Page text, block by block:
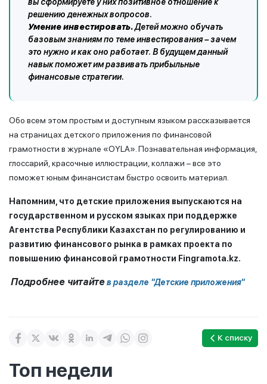
решению денежных вопросов.
Умение инвестировать.Детей можно обучать
базовым знаниям по теме инвестирования – зачем
это нужно и как оно работает. В будущем данный
навык поможет им развивать прибыльные
финансовые стратегии.
Обо всем этом простым и доступным языком рассказывается
на страницах детского приложения по финансовой
грамотности в журнале «OYLA». Познавательная информация,
глоссарий, красочные иллюстрации, коллажи – все это
поможет юным финансистам быстро освоить материал.
Напомним, что детские приложения выпускаются на
государственном и русском языках при поддержке
Агентства Республики Казахстан по регулированию и
развитию финансового рынка в рамках проекта по
повышению финансовой грамотности Fingramota.kz.
Подробнее читайтев разделе "Детские приложения"
К списку
Топ недели